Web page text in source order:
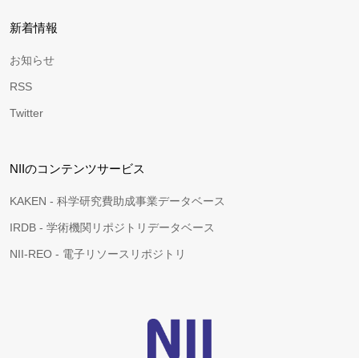
新着情報
お知らせ
RSS
Twitter
NIIのコンテンツサービス
KAKEN - 科学研究費助成事業データベース
IRDB - 学術機関リポジトリデータベース
NII-REO - 電子リソースリポジトリ